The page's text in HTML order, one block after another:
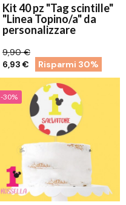
Kit 40 pz "Tag scintille"
"Linea Topino/a" da
personalizzare
9,90 €
6,93 €
Risparmi 30%
-30%